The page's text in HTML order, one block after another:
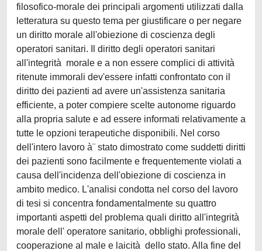
filosofico-morale dei principali argomenti utilizzati dalla
letteratura su questo tema per giustificare o per negare
un diritto morale all'obiezione di coscienza degli
operatori sanitari. Il diritto degli operatori sanitari
all'integrità morale e a non essere complici di attività
ritenute immorali dev'essere infatti confrontato con il
diritto dei pazienti ad avere un'assistenza sanitaria
efficiente, a poter compiere scelte autonome riguardo
alla propria salute e ad essere informati relativamente a
tutte le opzioni terapeutiche disponibili. Nel corso
dell'intero lavoro à¨ stato dimostrato come suddetti diritti
dei pazienti sono facilmente e frequentemente violati a
causa dell'incidenza dell'obiezione di coscienza in
ambito medico. L'analisi condotta nel corso del lavoro
di tesi si concentra fondamentalmente su quattro
importanti aspetti del problema quali diritto all'integrità
morale dell' operatore sanitario, obblighi professionali,
cooperazione al male e laicità dello stato. Alla fine del